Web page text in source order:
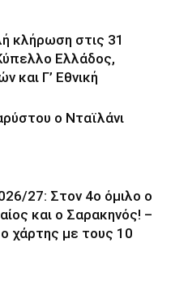
κλήρωση στις 31
Ελλάδος,
και Γ’ Εθνική
ο Νταϊλάνι
27: Στον 4ο όμιλο ο
και ο Σαρακηνός! –
χάρτης με τους 10